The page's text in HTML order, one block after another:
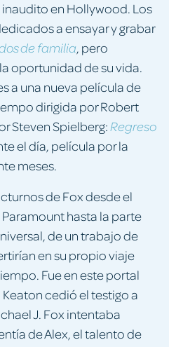
en Hollywood. Los
a ensayar y grabar
de familia, pero
oportunidad de su vida.
a una nueva película de
dirigida por Robert
Steven Spielberg:Regreso
el día, película por la
meses.
de Fox desde el
hasta la parte
de un trabajo de
en su propio viaje
Fue en este portal
cedió el testigo a
J. Fox intentaba
de Alex, el talento de